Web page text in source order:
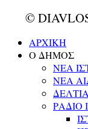
©
ΑΡΧΙΚΗ
Ο ΔΗΜΟΣ
ΝΕΑ
ΝΕΑ
ΡΑΔΙΟ